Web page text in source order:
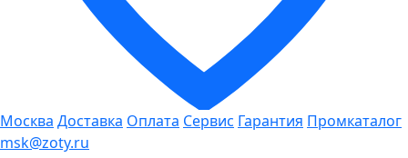
Москва Доставка Оплата Сервис Гарантия Промкаталог
msk@zoty.ru